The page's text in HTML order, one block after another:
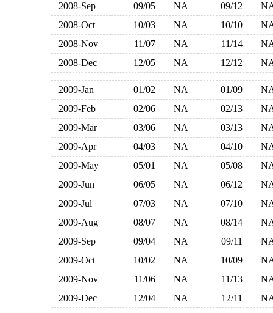
2008-Sep
09/05 NA 09/12
2008-Oct
10/03 NA 10/10
2008-Nov
11/07 NA 11/14
2008-Dec
12/05 NA 12/12
2009-Jan 01/02 NA 01/09
2009-Feb
02/06 NA 02/13
2009-Mar
03/06 NA 03/13
2009-Apr
04/03 NA 04/10
2009-May
05/01 NA 05/08
2009-Jun
06/05 NA 06/12
2009-Jul
07/03 NA 07/10
2009-Aug
08/07 NA 08/14
2009-Sep
09/04 NA 09/11
2009-Oct
10/02 NA 10/09
2009-Nov
11/06 NA 11/13
2009-Dec
12/04 NA 12/11